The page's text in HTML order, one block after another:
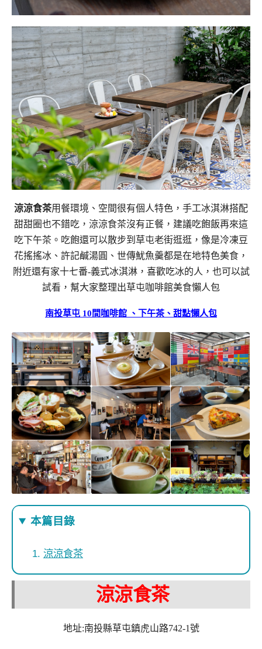
涼涼食茶用餐環境、空間很有個人特色，手工冰淇淋搭配
甜甜圈也不錯吃，涼涼食茶沒有正餐，建議吃飽飯再來這
吃下午茶。吃飽還可以散步到草屯老街逛逛，像是冷凍豆
花搖搖冰、許記鹹湯圓、世傳魷魚羹都是在地特色美食，
附近還有家十七番-義式冰淇淋，喜歡吃冰的人，也可以試
試看，幫大家整理出草屯咖啡館美食懶人包
南投草屯 10間咖啡館 、下午茶、甜點懶人包
本篇目錄
涼涼食茶
涼涼食茶
地址:南投縣草屯鎮虎山路742-1號